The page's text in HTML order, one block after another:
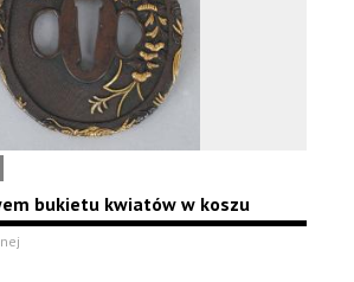
bukietu kwiatów w koszu